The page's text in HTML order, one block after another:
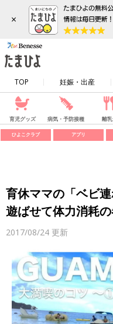
×
TOP 妊娠・出産
育児グッズ 病気・予防接種 離
ひよこクラブ アプリ
育休ママの「ベビ
遊ばせて体力消耗
2017/08/24 更新